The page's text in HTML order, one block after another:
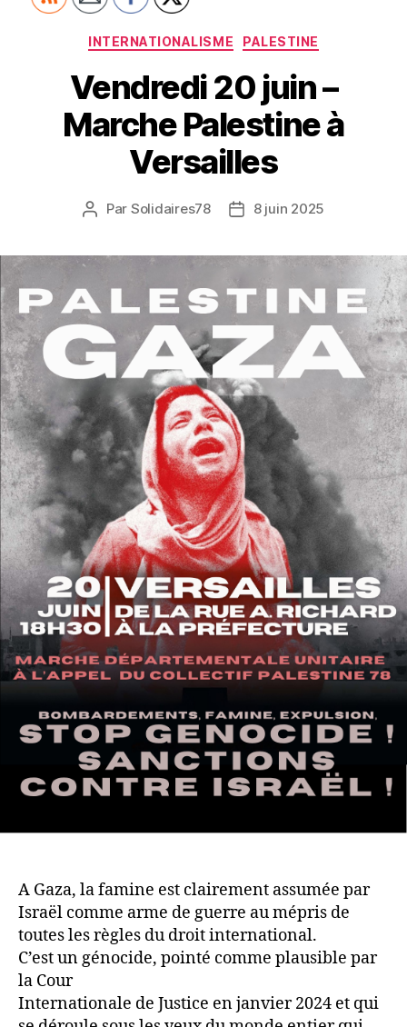
Catégories
INTERNATIONALISME PALESTINE
Vendredi 20 juin –
Marche Palestine à
Versailles
Auteur
Par Solidaires78
Date8 juin 2025
A Gaza, la famine est clairement assumée par
Israël comme arme de guerre au mépris de
toutes les règles du droit international.
C’est un génocide, pointé comme plausible par
la Cour
Internationale de Justice en janvier 2024 et qui